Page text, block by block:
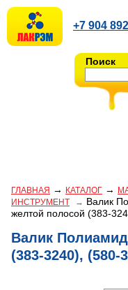
Поиск
+7 904
ГЛАВНАЯ → КАТАЛОГ →
ИНСТРУМЕНТ
→ Валик
желтой полосой (383-
Валик
(383-3240), (580-